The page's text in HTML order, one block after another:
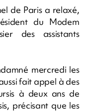
de Paris a relaxé,
du Modem
des assistants
mercredi les
fait appel à des
à deux ans de
précisant que les